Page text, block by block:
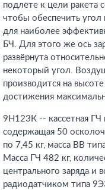
подлёте к цели ракета
чтобы обеспечить угол
для наиболее
БЧ. Для этого же ось
развёрнута
некоторый угол.
производится на
достижения
9Н123К -- кассетная
содержащая 50
по 7,45 кг, масса ВВ
Масса ГЧ 482 кг,
центрального заряда и
радиодатчиком типа